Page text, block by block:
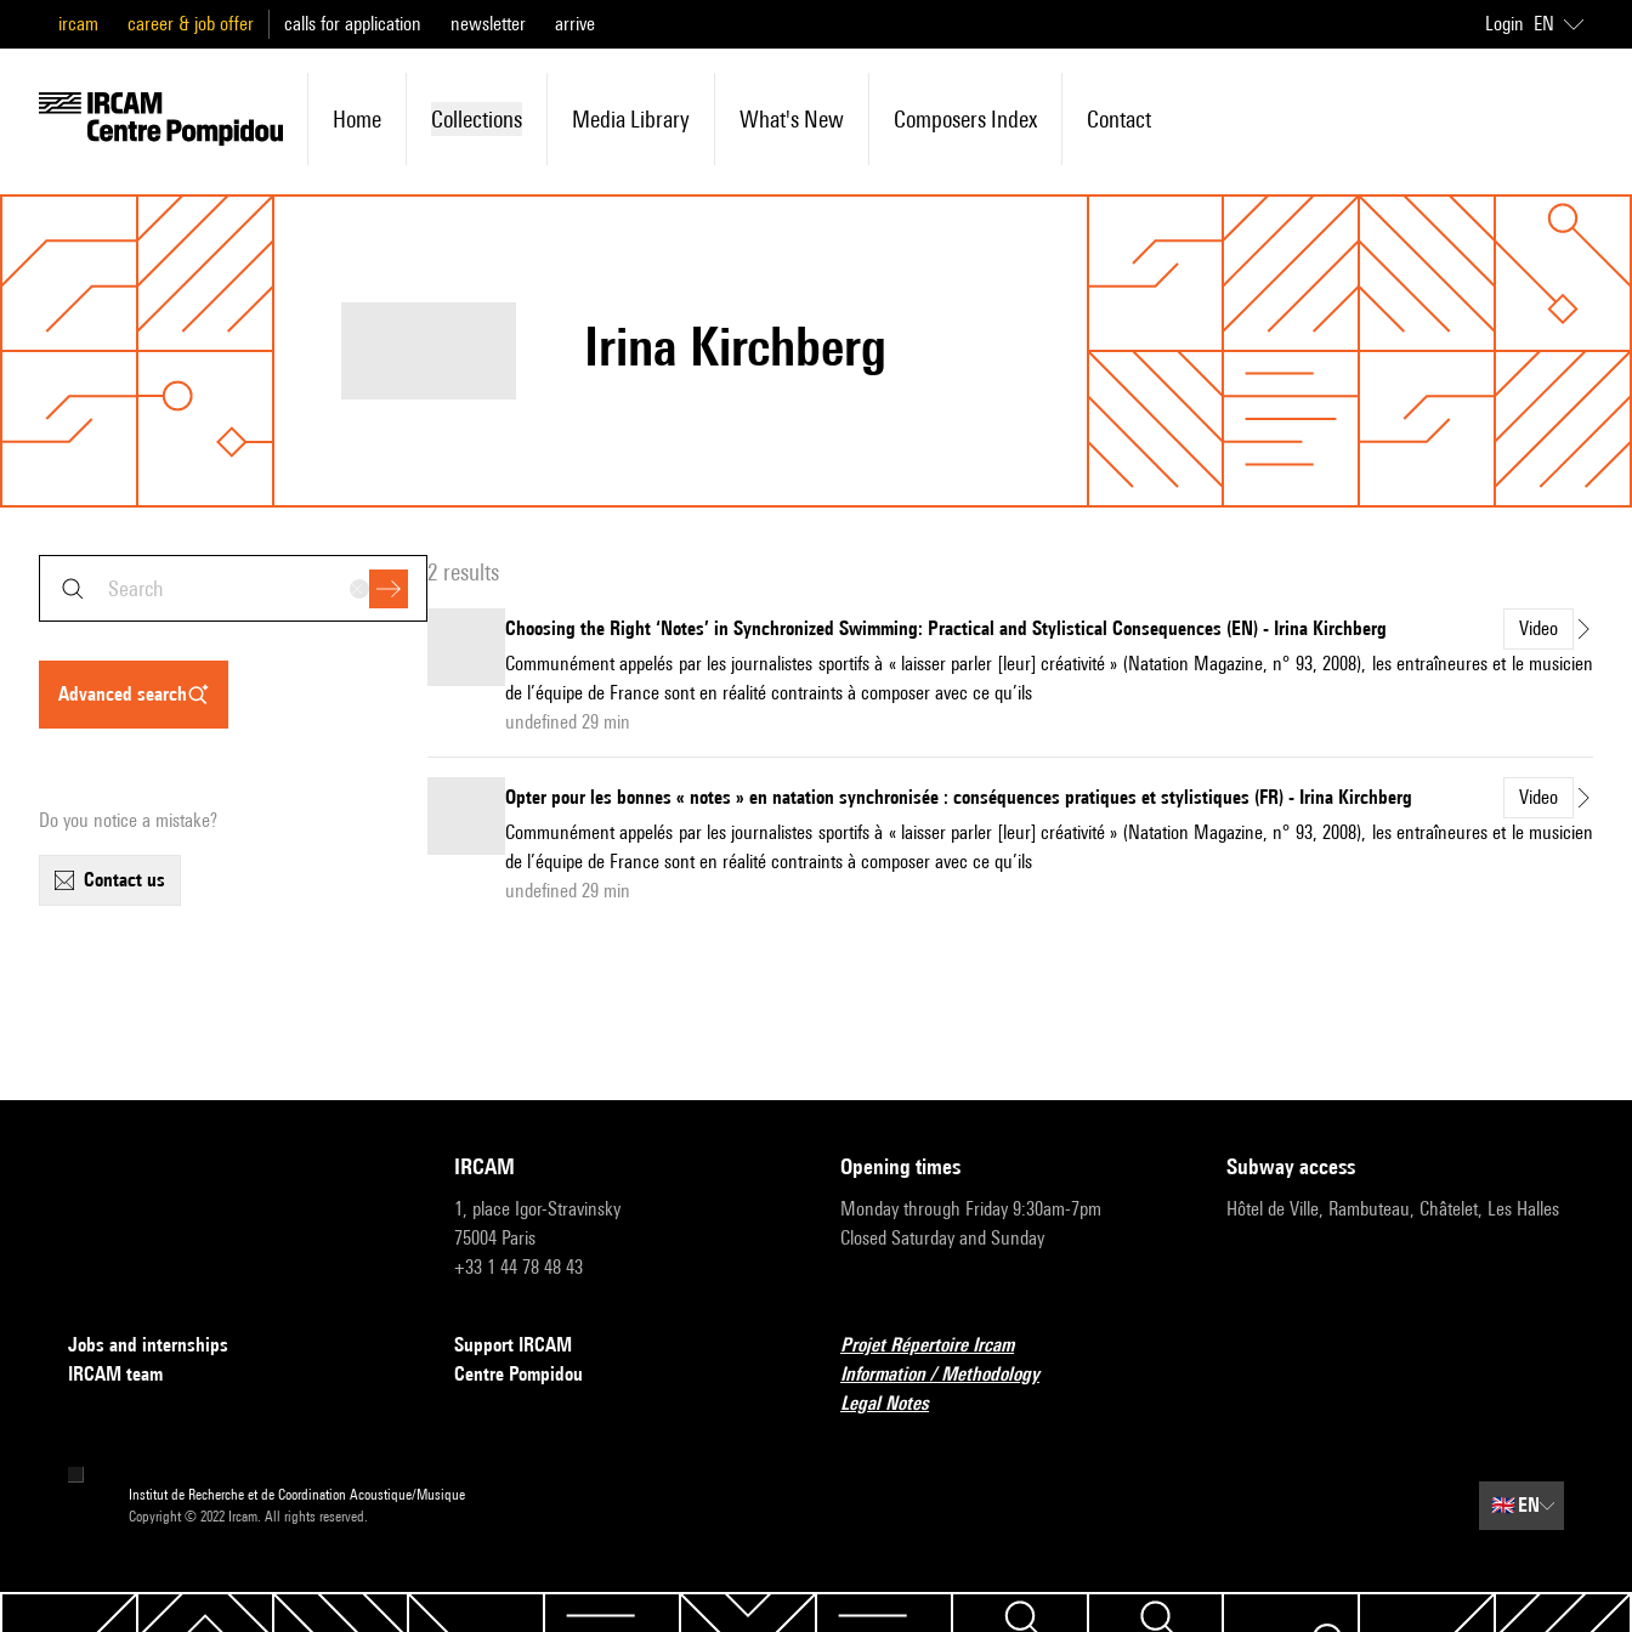
ircam career & job offer calls for application newsletter arrive Login EN
Home Collections Media Library What's New Composers Index Contact
Irina Kirchberg
advanced search
Do you notice a mistake?
contact us
2 results
Choosing the Right ‘Notes’ in Synchronized Swimming: Practical and Stylistical Consequences (EN) - Irina Kirchberg
Video
Communément appelés par les journalistes sportifs à « laisser parler [leur] créativité » (Natation Magazine, n° 93, 2008), les entraîneures et le musicien
de l’équipe de France sont en réalité contraints à composer avec ce qu’ils
undefined 29 min
Opter pour les bonnes « notes » en natation synchronisée : conséquences pratiques et stylistiques (FR) - Irina Kirchberg
Video
Communément appelés par les journalistes sportifs à « laisser parler [leur] créativité » (Natation Magazine, n° 93, 2008), les entraîneures et le musicien
de l’équipe de France sont en réalité contraints à composer avec ce qu’ils
undefined 29 min
IRCAM
1, place Igor-Stravinsky
75004 Paris
+33 1 44 78 48 43
opening times
Monday through Friday 9:30am-7pm
Closed Saturday and Sunday
subway access
Hôtel de Ville, Rambuteau, Châtelet, Les Halles
Jobs and internships
IRCAM team
Support IRCAM
Centre Pompidou
Projet Répertoire Ircam
Information / Methodology
Legal Notes
Institut de Recherche et de Coordination Acoustique/Musique
Copyright © 2022 Ircam. All rights reserved.
🇬🇧EN